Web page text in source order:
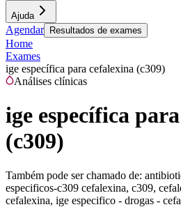
Ajuda
Agendar Resultados de exames
Home
Exames
ige específica para cefalexina (c309)
Análises clínicas
ige específica
(c309)
Também pode ser chamado de:
especificos-c309 cefalexina, c309,
cefalexina, ige especifico - drogas -